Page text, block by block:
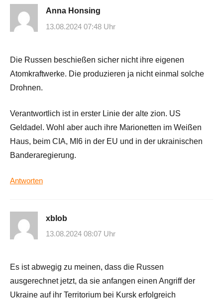
Anna Honsing
13.08.2024 07:48 Uhr
Die Russen beschießen sicher nicht ihre eigenen
Atomkraftwerke. Die produzieren ja nicht einmal solche
Drohnen.
Verantwortlich ist in erster Linie der alte zion. US
Geldadel. Wohl aber auch ihre Marionetten im Weißen
Haus, beim CIA, MI6 in der EU und in der ukrainischen
Banderaregierung.
Antworten
xblob
13.08.2024 08:07 Uhr
Es ist abwegig zu meinen, dass die Russen
ausgerechnet jetzt, da sie anfangen einen Angriff der
Ukraine auf ihr Territorium bei Kursk erfolgreich